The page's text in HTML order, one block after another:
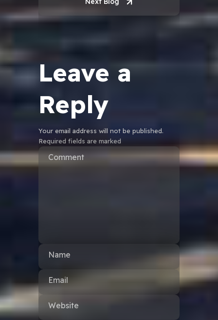
Leave a
Reply
Your email address will not be published.
Required fields are marked
Comment
Name
Email
Website